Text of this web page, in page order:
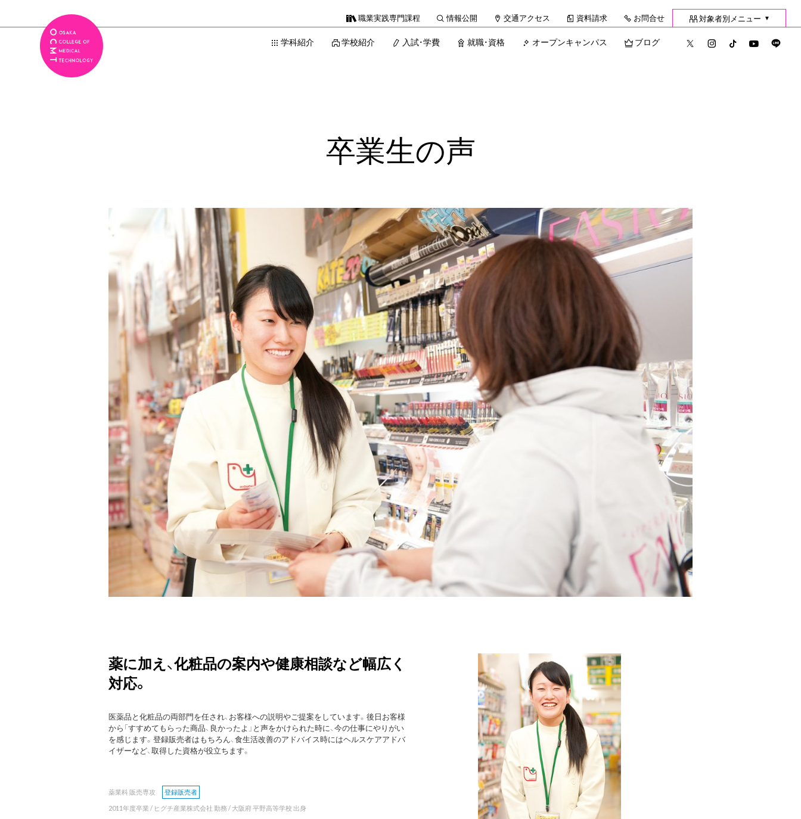
職業実践専門課程 情報公開 交通アクセス 資料請求 お問合せ 対象者別メニュー ▼
学科紹介 学校紹介 入試・学費 就職・資格 オープンキャンパス ブログ
卒業生の声
薬に加え、化粧品の案内や健康相談など幅広く
対応。
医薬品と化粧品の両部門を任され、お客様への説明やご提案をしています。後日お客様
から「すすめてもらった商品、良かったよ」と声をかけられた時に、今の仕事にやりがい
を感じます。登録販売者はもちろん、食生活改善のアドバイス時にはヘルスケアアドバ
イザーなど、取得した資格が役立ちます。
薬業科 販売専攻
登録販売者
2011年度卒業 / ヒグチ産業株式会社 勤務 / 大阪府 平野高等学校 出身